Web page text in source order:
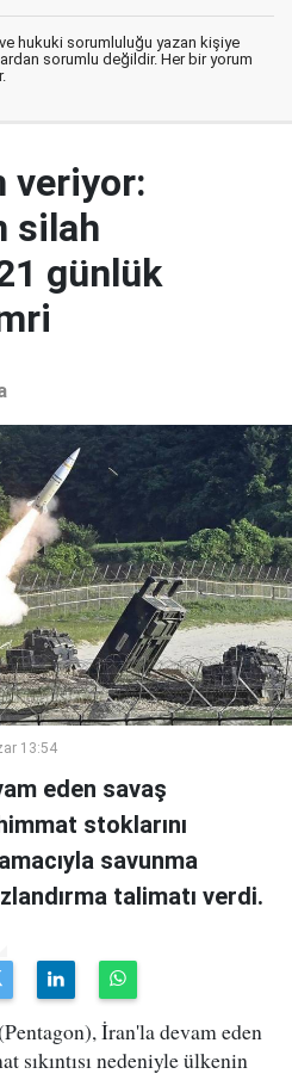
hukuki sorumluluğu yazan kişiye
sorumlu değildir. Her bir yorum
veriyor:
silah
günlük
13:54
eden savaş
stoklarını
savunma
talimatı verdi.
İran'la devam eden
sıkıntısı nedeniyle ülkenin